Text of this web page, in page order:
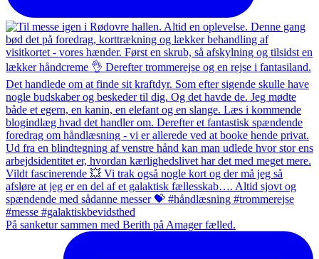
På sanketur sammen med Berith på Amager fælled.